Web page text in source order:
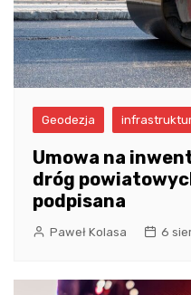
Geodezja
Umowa na
dróg
podpisana
Paweł Kolasa 6